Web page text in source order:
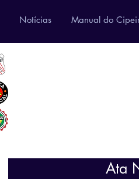
Notícias Manual do
Ata